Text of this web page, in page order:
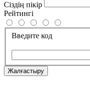
Сіздің пікір
Рейтингі
Введите код
Жалғастыру